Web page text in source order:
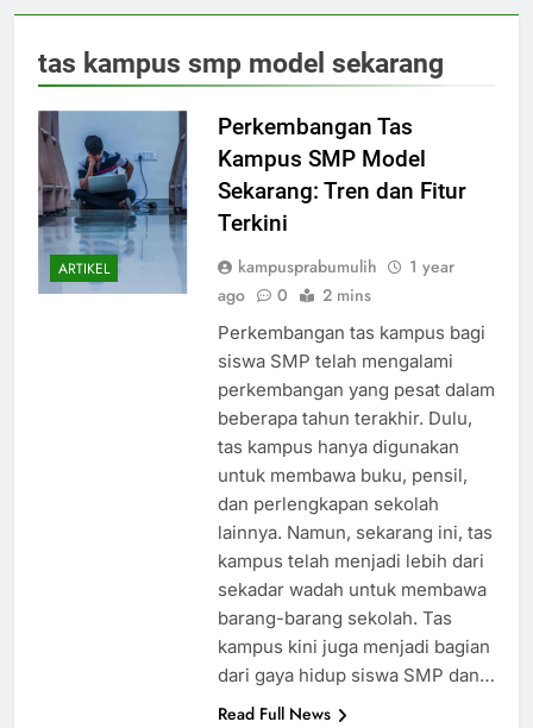
tas kampus smp model sekarang
ARTIKEL
Perkembangan Tas
Kampus SMP Model
Sekarang: Tren dan Fitur
Terkini
kampusprabumulih
1 year
ago
0 2 mins
Perkembangan tas kampus bagi
siswa SMP telah mengalami
perkembangan yang pesat dalam
beberapa tahun terakhir. Dulu,
tas kampus hanya digunakan
untuk membawa buku, pensil,
dan perlengkapan sekolah
lainnya. Namun, sekarang ini, tas
kampus telah menjadi lebih dari
sekadar wadah untuk membawa
barang-barang sekolah. Tas
kampus kini juga menjadi bagian
dari gaya hidup siswa SMP dan…
Read Full News